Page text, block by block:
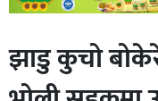
झाडु कुचो बोकेरे